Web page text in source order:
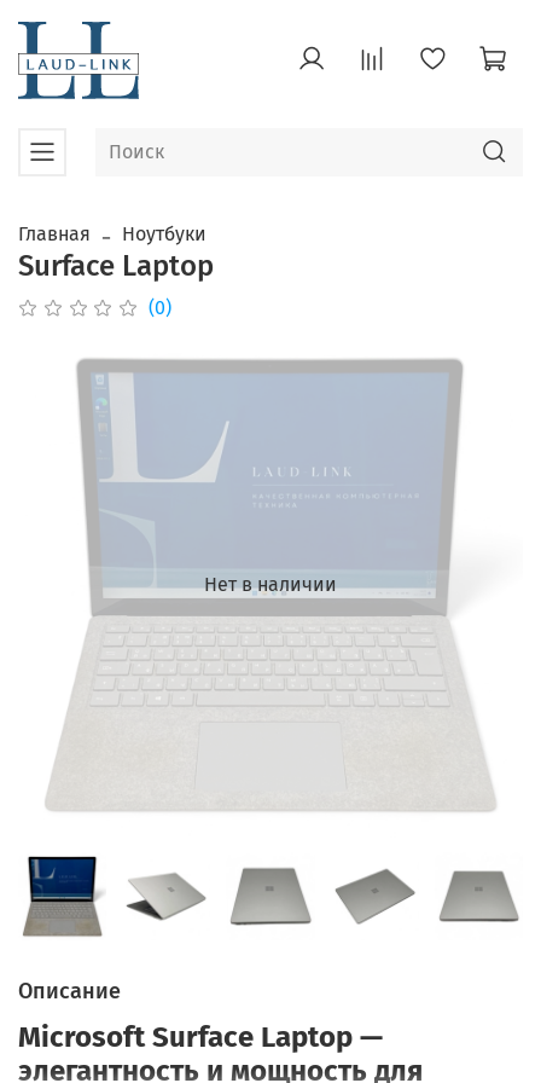
Главная Ноутбуки
Surface Laptop
(0)
Нет в наличии
Описание
Microsoft Surface Laptop —
элегантность и мощность для